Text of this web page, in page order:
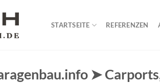
STARTSEITE REFERENZEN
➤